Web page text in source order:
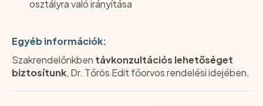
osztályra való irányítása
Egyéb információk:
Szakrendelőnkben távkonzultációs lehetőséget
biztosítunk, Dr. Tőrös Edit főorvos rendelési idejében.